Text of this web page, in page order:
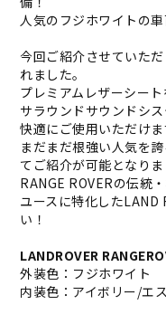
人気のフジホワイトの車
今回ご紹介させていた
れました。
プレミアムレザーシー
サラウンドサウンドシ
快適にご使用いただけま
まだまだ根強い人気を
てご紹介が可能となりま
RANGE ROVERの伝統
ユースに特化したLAND
い！
LANDROVER
外装色：フジホワイト
内装色：アイボリー/エ